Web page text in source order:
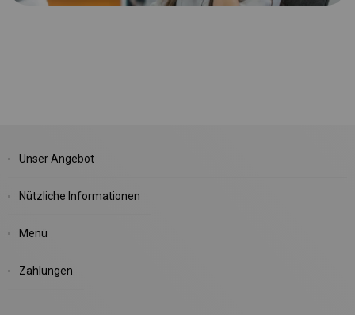
Unser Angebot
Nützliche Informationen
Menü
Zahlungen